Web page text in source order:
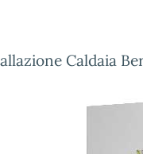
Caldaia